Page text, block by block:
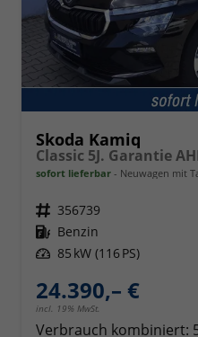
Skoda Kamiq
sofort lieferbar Neuwagen mit
Fahrzeugnr. 356739
Kraftstoff Benzin
Leistung 85 kW (116 PS)
24.390,– €
incl. 19% MwSt.
Verbrauch kombiniert: